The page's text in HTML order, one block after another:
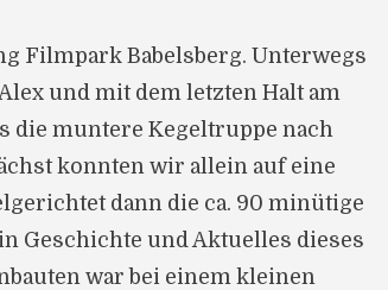
Filmpark Babelsberg. Unterwegs
und mit dem letzten Halt am
die muntere Kegeltruppe nach
konnten wir allein auf eine
dann die ca. 90 minütige
Geschichte und Aktuelles dieses
war bei einem kleinen